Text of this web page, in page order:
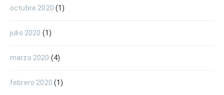
octubre 2020 (1)
julio 2020 (1)
marzo 2020 (4)
febrero 2020 (1)